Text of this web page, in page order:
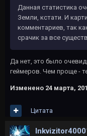
Данная статистика
Земли, кстати. И
комментариев, так
срачик за все
Да нет, это было
геймеров. Чем проще -
Изменено 24 марта,
Цитата